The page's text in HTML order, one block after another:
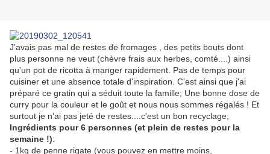
J'avais pas mal de restes de fromages , des petits bouts dont
plus personne ne veut (chèvre frais aux herbes, comté....) ainsi
qu'un pot de ricotta à manger rapidement. Pas de temps pour
cuisiner et une absence totale d'inspiration. C'est ainsi que j'ai
préparé ce gratin qui a séduit toute la famille; Une bonne dose de
curry pour la couleur et le goût et nous nous sommes régalés ! Et
surtout je n'ai pas jeté de restes....c'est un bon recyclage;
Ingrédients pour 6 personnes (et plein de restes pour la
semaine !):
- 1kg de penne rigate (vous pouvez en mettre moins,